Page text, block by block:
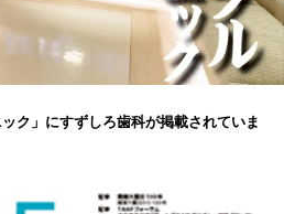
ク」にすずしろ歯科が掲載されていま